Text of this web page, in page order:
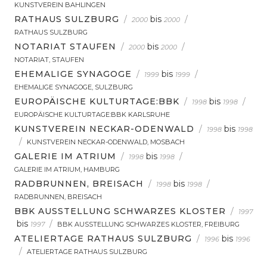
KUNSTVEREIN BAHLINGEN
RATHAUS SULZBURG / 2000 bis 2000 /
RATHAUS SULZBURG
NOTARIAT STAUFEN / 2000 bis 2000 /
NOTARIAT, STAUFEN
EHEMALIGE SYNAGOGE / 1999 bis 1999 /
EHEMALIGE SYNAGOGE, SULZBURG
EUROPÄISCHE KULTURTAGE:BBK / 1998 bis 1998 /
EUROPÄISCHE KULTURTAGE:BBK KARLSRUHE
KUNSTVEREIN NECKAR-ODENWALD / 1998 bis 1998
/ KUNSTVEREIN NECKAR-ODENWALD, MOSBACH
GALERIE IM ATRIUM / 1998 bis 1998 /
GALERIE IM ATRIUM, HAMBURG
RADBRUNNEN, BREISACH / 1998 bis 1998 /
RADBRUNNEN, BREISACH
BBK AUSSTELLUNG SCHWARZES KLOSTER / 1997
bis 1997 / BBK AUSSTELLUNG SCHWARZES KLOSTER, FREIBURG
ATELIERTAGE RATHAUS SULZBURG / 1996 bis 1996
/ ATELIERTAGE RATHAUS SULZBURG